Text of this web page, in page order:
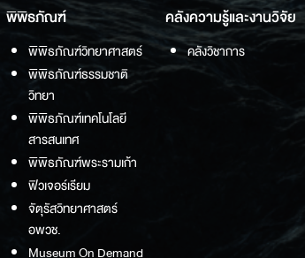
พิพิธภัณฑ์
พิพิธภัณฑ์วิทยาศาสตร์
พิพิธภัณฑ์ธรรมชาติ
วิทยา
พิพิธภัณฑ์เทคโนโลยี
สารสนเทศ
พิพิธภัณฑ์พระรามเก้า
ฟิวเจอร์เรียม
จัตุรัสวิทยาศาสตร์
อพวช.
Museum On Demand
คลังความรู้และงานวิจัย
คลังวิชาการ